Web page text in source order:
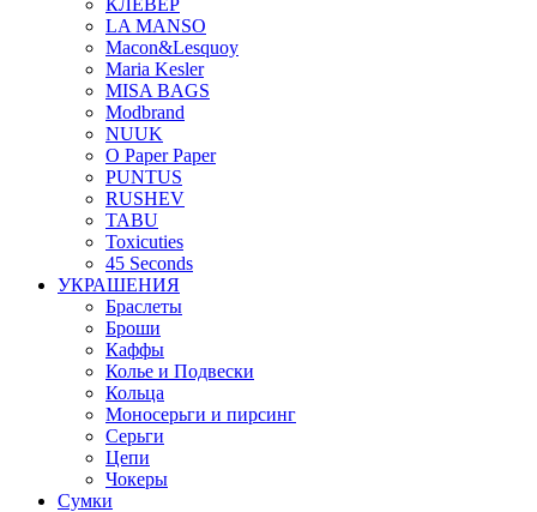
LA MANSO
Macon&Lesquoy
Maria Kesler
MISA BAGS
Modbrand
NUUK
O Paper Paper
PUNTUS
RUSHEV
TABU
Toxicuties
45 Seconds
УКРАШЕНИЯ
Браслеты
Броши
Каффы
Колье и Подвески
Кольца
Моносерьги и пирсинг
Серьги
Цепи
Чокеры
Сумки